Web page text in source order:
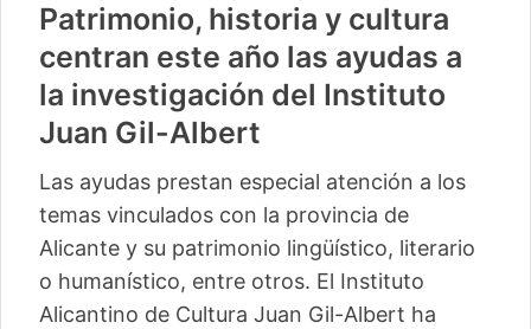
Patrimonio, historia y cultura
centran este año las ayudas a
la investigación del Instituto
Juan Gil-Albert
Las ayudas prestan especial atención a los
temas vinculados con la provincia de
Alicante y su patrimonio lingüístico, literario
o humanístico, entre otros. El Instituto
Alicantino de Cultura Juan Gil-Albert ha